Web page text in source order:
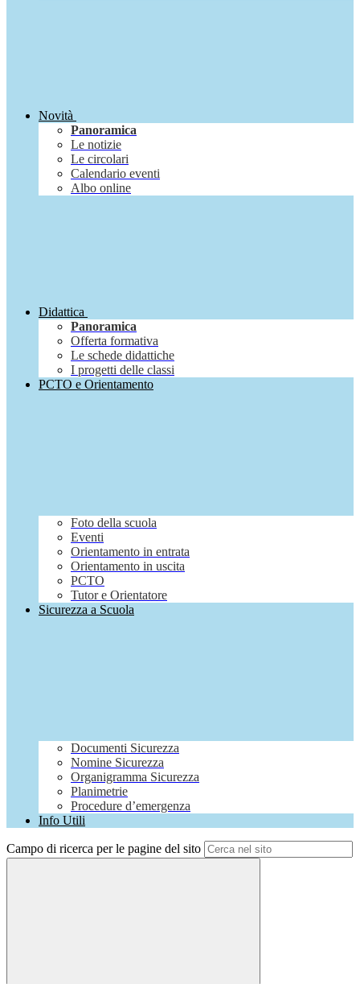
Novità
Panoramica
Le notizie
Le circolari
Calendario eventi
Albo online
Didattica
Panoramica
Offerta formativa
Le schede didattiche
I progetti delle classi
PCTO e Orientamento
Foto della scuola
Eventi
Orientamento in entrata
Orientamento in uscita
PCTO
Tutor e Orientatore
Sicurezza a Scuola
Documenti Sicurezza
Nomine Sicurezza
Organigramma Sicurezza
Planimetrie
Procedure d’emergenza
Info Utili
Campo di ricerca per le pagine del sito